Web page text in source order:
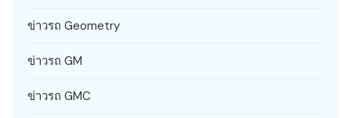
ข่าวรถ Geometry
ข่าวรถ GM
ข่าวรถ GMC